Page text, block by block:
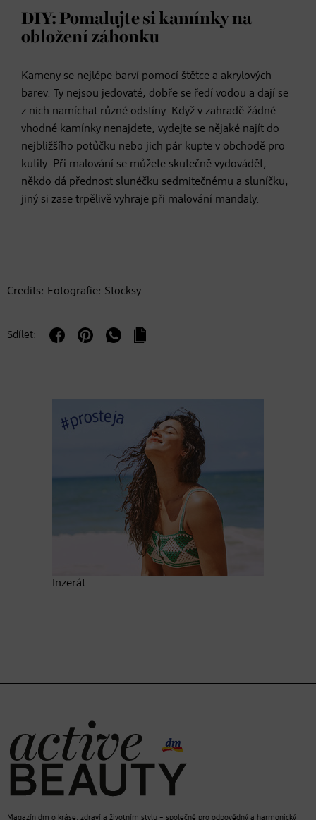
DIY: Pomalujte si kamínky na
obložení záhonku
Kameny se nejlépe barví pomocí štětce a akrylových
barev. Ty nejsou jedovaté, dobře se ředí vodou a dají se
z nich namíchat různé odstíny. Když v zahradě žádné
vhodné kamínky nenajdete, vydejte se nějaké najít do
nejbližšího potůčku nebo jich pár kupte v obchodě pro
kutily. Při malování se můžete skutečně vydovádět,
někdo dá přednost slunéčku sedmitečnému a sluníčku,
jiný si zase trpělivě vyhraje při malování mandaly.
Credits: Fotografie: Stocksy
Sdílet:
Inzerát
Magazín dm o kráse, zdraví a životním stylu – společně pro odpovědný a harmonický